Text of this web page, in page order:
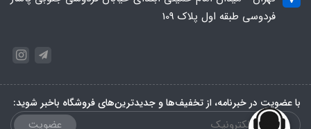
فردوسی طبقه اول پلاک 109
با عضویت در خبرنامه، از تخفیف‌ها و جدیدترین‌های فروشگاه باخبر شوید:
عضویت